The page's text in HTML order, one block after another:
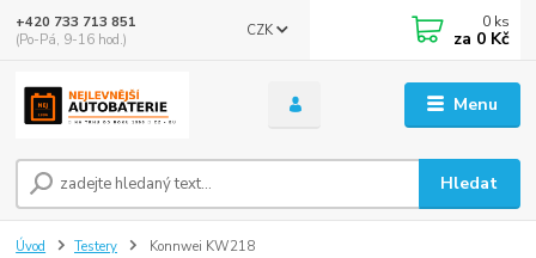
Menu
CZK
Hledat
+420 733 713 851
(Po-Pá, 9-16 hod.)
0 ks
za 0 Kč
Úvod Testery Konnwei KW218